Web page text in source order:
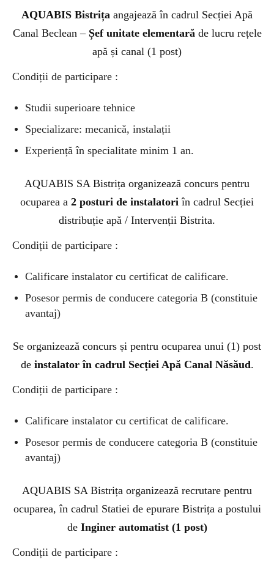
AQUABIS Bistrița angajează în cadrul Secției Apă
Canal Beclean – Șef unitate elementară de lucru rețele
apă și canal (1 post)
Condiții de participare :
Studii superioare tehnice
Specializare: mecanică, instalații
Experiență în specialitate minim 1 an.
AQUABIS SA Bistrița organizează concurs pentru
ocuparea a 2 posturi de instalatori în cadrul Secției
distribuție apă / Intervenții Bistrita.
Condiții de participare :
Calificare instalator cu certificat de calificare.
Posesor permis de conducere categoria B (constituie
avantaj)
Se organizează concurs și pentru ocuparea unui (1) post
de instalator în cadrul Secției Apă Canal Năsăud.
Condiții de participare :
Calificare instalator cu certificat de calificare.
Posesor permis de conducere categoria B (constituie
avantaj)
AQUABIS SA Bistrița organizează recrutare pentru
ocuparea, în cadrul Statiei de epurare Bistrița a postului
de Inginer automatist (1 post)
Condiții de participare :